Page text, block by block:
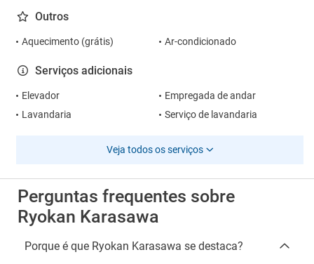
Outros
Aquecimento (grátis) Ar-condicionado
Serviços adicionais
Elevador
Empregada de andar
Lavandaria
Serviço de lavandaria
Veja todos os serviços
Perguntas frequentes sobre
Ryokan Karasawa
Porque é que Ryokan Karasawa se destaca?